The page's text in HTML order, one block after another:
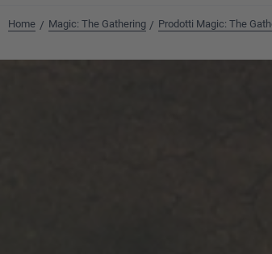
Home / Magic: The Gathering / Prodotti Magic: The